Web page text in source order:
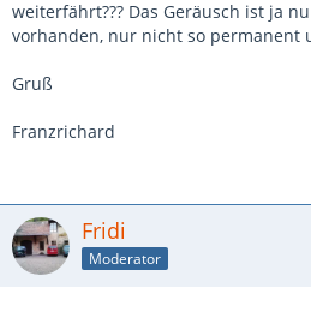
weiterfährt??? Das Geräusch ist ja
vorhanden, nur nicht so permanent
Gruß
Franzrichard
Fridi
Moderator